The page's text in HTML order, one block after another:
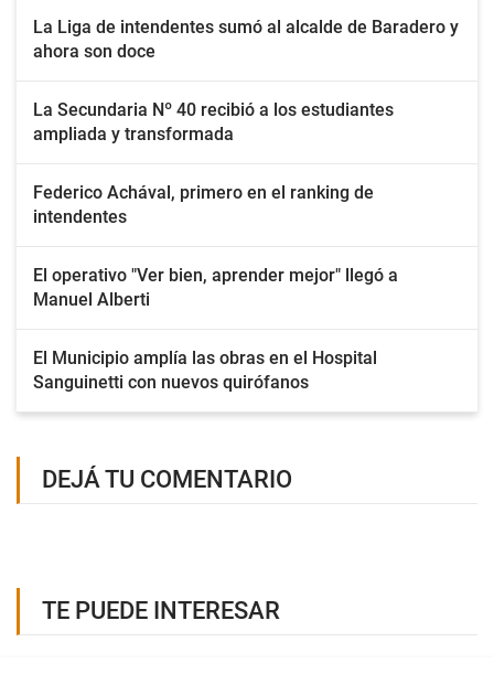
La Liga de intendentes sumó al alcalde de Baradero y
ahora son doce
La Secundaria Nº 40 recibió a los estudiantes
ampliada y transformada
Federico Achával, primero en el ranking de
intendentes
El operativo "Ver bien, aprender mejor" llegó a
Manuel Alberti
El Municipio amplía las obras en el Hospital
Sanguinetti con nuevos quirófanos
DEJÁ TU COMENTARIO
TE PUEDE INTERESAR